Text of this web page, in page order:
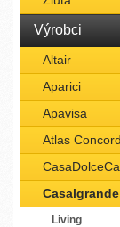
Výrobci
Altair
Aparici
Apavisa
Atlas
Living